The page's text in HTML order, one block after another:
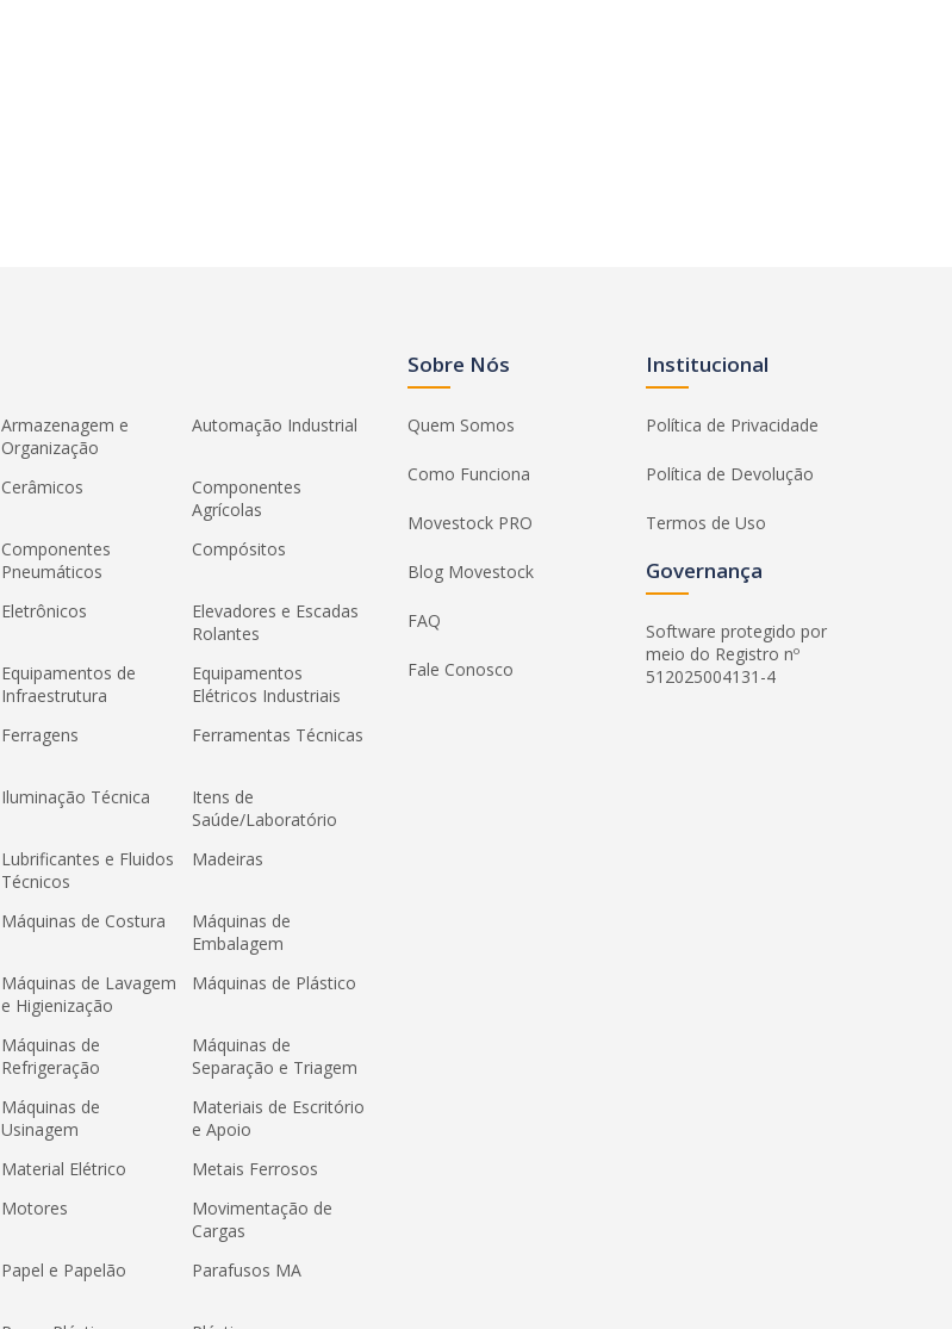
Armazenagem e
Organização
Automação Industrial
Cerâmicos
Componentes
Agrícolas
Componentes
Pneumáticos
Compósitos
Eletrônicos
Elevadores e Escadas
Rolantes
Equipamentos de
Infraestrutura
Equipamentos
Elétricos Industriais
Ferragens Ferramentas Técnicas
Iluminação Técnica
Itens de
Saúde/Laboratório
Lubrificantes e Fluidos
Técnicos
Madeiras
Máquinas de Costura
Máquinas de
Embalagem
Máquinas de Lavagem
e Higienização
Máquinas de Plástico
Máquinas de
Refrigeração
Máquinas de
Separação e Triagem
Máquinas de
Usinagem
Materiais de Escritório
e Apoio
Material Elétrico
Metais Ferrosos
Motores
Movimentação de
Cargas
Papel e Papelão Parafusos MA
Sobre Nós
Quem Somos
Como Funciona
Movestock PRO
Blog Movestock
FAQ
Fale Conosco
Institucional
Política de Privacidade
Política de Devolução
Termos de Uso
Governança
Software protegido por
meio do Registro nº
512025004131-4